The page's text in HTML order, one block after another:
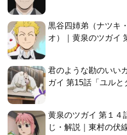
黒谷四姉弟（ナツキ
オ）｜黄泉のツガイ
君のような勘のいい
ガイ 第15話「ユルと
黄泉のツガイ 第１４
じ・解説｜東村の伏